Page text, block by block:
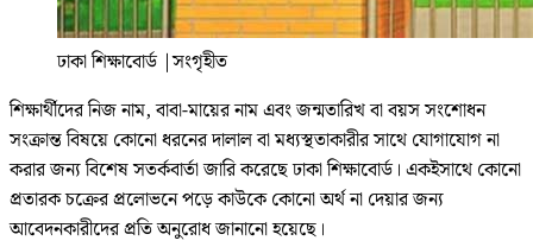
ঢাকা শিক্ষাবোর্ড |সংগৃহীত
শিক্ষার্থীদের নিজ নাম, বাবা-মায়ের নাম এবং জন্মতারিখ বা বয়স সংশোধন
সংক্রান্ত বিষয়ে কোনো ধরনের দালাল বা মধ্যস্থতাকারীর সাথে যোগাযোগ না
করার জন্য বিশেষ সতর্কবার্তা জারি করেছে ঢাকা শিক্ষাবোর্ড। একইসাথে কোনো
প্রতারক চক্রের প্রলোভনে পড়ে কাউকে কোনো অর্থ না দেয়ার জন্য
আবেদনকারীদের প্রতি অনুরোধ জানানো হয়েছে।